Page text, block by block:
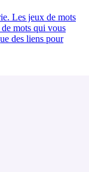
Les jeux de mots
mots qui vous
des liens pour